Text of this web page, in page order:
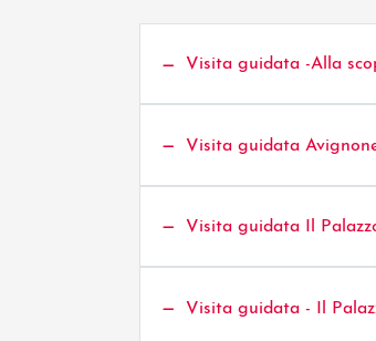
Visita guidata -Alla
Visita guidata
Visita guidata Il
Visita guidata - Il